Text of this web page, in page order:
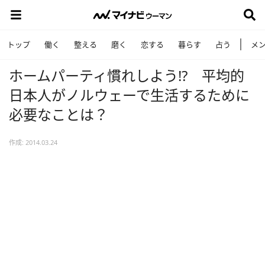
トップ 働く 整える 磨く 恋する 暮らす 占う メ
ホームパーティ慣れしよう!? 平均的
日本人がノルウェーで生活するために
必要なことは？
作成: 2014.03.24